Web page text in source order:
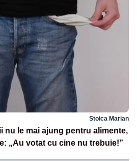
Stoica Marian
nu le mai ajung pentru alimente,
„Au votat cu cine nu trebuie!”